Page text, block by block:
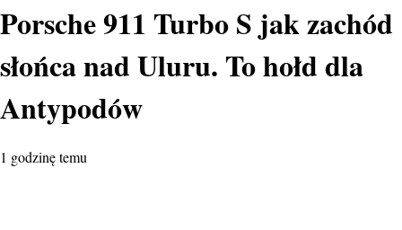
Porsche 911 Turbo S jak zachód
słońca nad Uluru. To hołd dla
Antypodów
1 godzinę temu